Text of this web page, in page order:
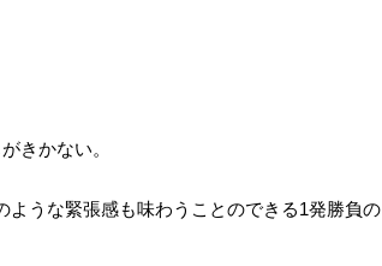
きかない。
うな緊張感も味わうことのできる1発勝負の